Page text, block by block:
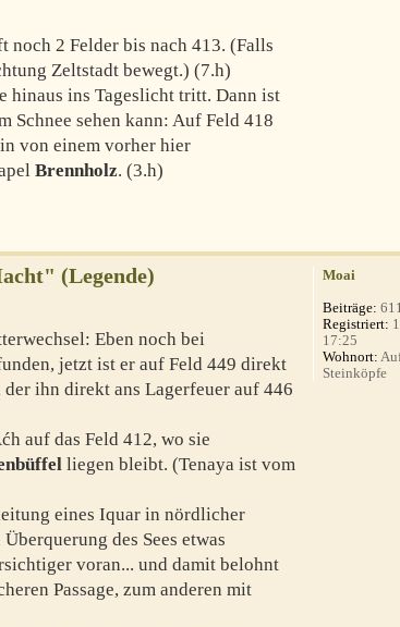
noch 2 Felder bis nach 413. (Falls
Zeltstadt bewegt.) (7.h)
hinaus ins Tageslicht tritt. Dann ist
Schnee sehen kann: Auf Feld 418
von einem vorher hier
Brennholz. (3.h)
(Legende)
Eben noch bei
jetzt ist er auf Feld 449 direkt
der ihn direkt ans Lagerfeuer auf 446
auf das Feld 412, wo sie
liegen bleibt. (Tenaya ist vom
eines Iquar in nördlicher
des Sees etwas
voran... und damit belohnt
Passage, zum anderen mit
Moai
Beiträge:
Registriert:
17:25
Wohnort:
Steinköpfe